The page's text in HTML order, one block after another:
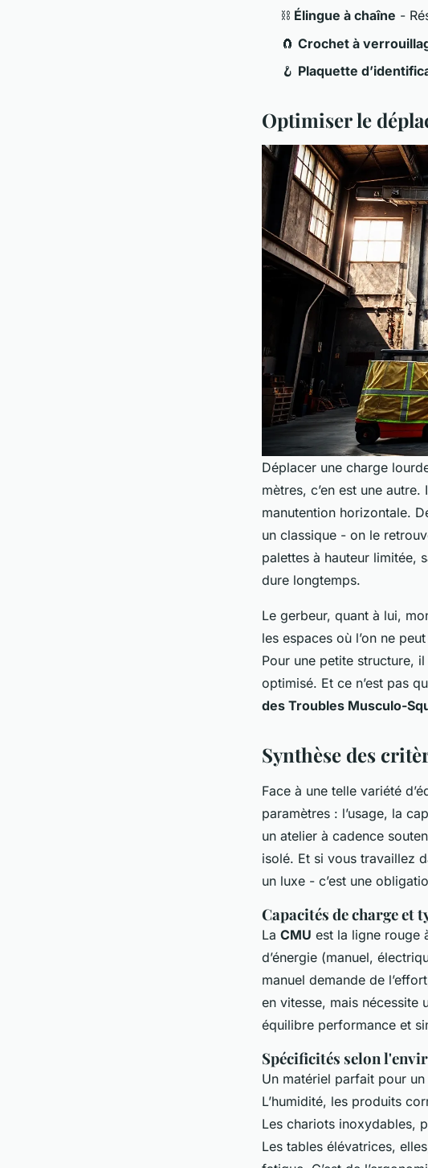
⛓️ Élingue à chaîne -
🧲 Crochet à
🪝 Plaquette
Optimiser le
Déplacer une charge
mètres, c’en est une
manutention horizontale.
un classique - on le
palettes à hauteur limitée,
dure longtemps.
Le gerbeur, quant à lui,
les espaces où l’on ne
Pour une petite structure,
optimisé. Et ce n’est pas
des Troubles Musculo-
Synthèse des
Face à une telle variété
paramètres : l’usage, la
un atelier à cadence
isolé. Et si vous travaillez
un luxe - c’est une
Capacités de charge et
La CMU est la ligne rouge
d’énergie (manuel,
manuel demande de
en vitesse, mais nécessite
équilibre performance et
Spécificités selon
Un matériel parfait pour
L’humidité, les produits
Les chariots inoxydables,
Les tables élévatrices,